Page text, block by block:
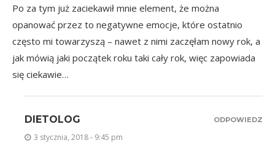
Po za tym już zaciekawił mnie element, że można
opanować przez to negatywne emocje, które ostatnio
często mi towarzyszą – nawet z nimi zaczęłam nowy rok, a
jak mówią jaki początek roku taki cały rok, więc zapowiada
się ciekawie…
DIETOLOG
3 stycznia, 2018 - 9:45 pm
ODPOWIEDZ